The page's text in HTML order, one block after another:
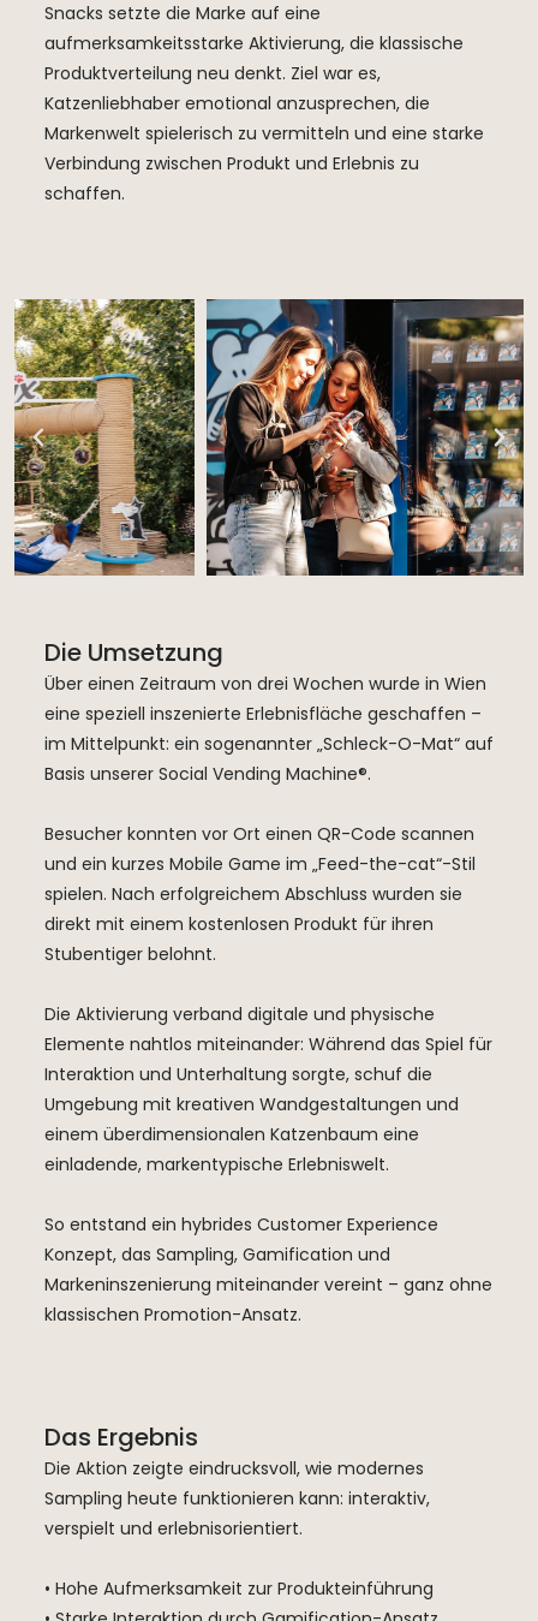
Snacks setzte die Marke auf eine
aufmerksamkeitsstarke Aktivierung, die klassische
Produktverteilung neu denkt. Ziel war es,
Katzenliebhaber emotional anzusprechen, die
Markenwelt spielerisch zu vermitteln und eine starke
Verbindung zwischen Produkt und Erlebnis zu
schaffen.
Die Umsetzung
Über einen Zeitraum von drei Wochen wurde in Wien
eine speziell inszenierte Erlebnisfläche geschaffen –
im Mittelpunkt: ein sogenannter „Schleck-O-Mat“ auf
Basis unserer Social Vending Machine®.
Besucher konnten vor Ort einen QR-Code scannen
und ein kurzes Mobile Game im „Feed-the-cat“-Stil
spielen. Nach erfolgreichem Abschluss wurden sie
direkt mit einem kostenlosen Produkt für ihren
Stubentiger belohnt.
Die Aktivierung verband digitale und physische
Elemente nahtlos miteinander: Während das Spiel für
Interaktion und Unterhaltung sorgte, schuf die
Umgebung mit kreativen Wandgestaltungen und
einem überdimensionalen Katzenbaum eine
einladende, markentypische Erlebniswelt.
So entstand ein hybrides Customer Experience
Konzept, das Sampling, Gamification und
Markeninszenierung miteinander vereint – ganz ohne
klassischen Promotion-Ansatz.
Das Ergebnis
Die Aktion zeigte eindrucksvoll, wie modernes
Sampling heute funktionieren kann: interaktiv,
verspielt und erlebnisorientiert.
• Hohe Aufmerksamkeit zur Produkteinführung